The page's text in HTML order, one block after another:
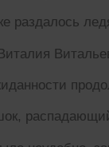
раздалось